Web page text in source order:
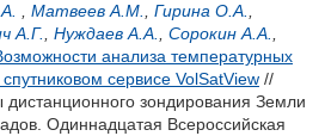
Матвеев А.М. Гирина О.А.
А.Г. Нуждаев А.А. Сорокин А.А.
анализа температурных
сервисе VolSatView //
зондирования Земли
Одиннадцатая Всероссийская